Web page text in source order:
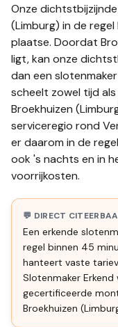
Onze
(Limburg) in de
plaatse. Doordat
ligt, kan onze
dan een
scheelt zowel tijd
Broekhuizen
serviceregio rond
er daarom in de
ook 's nachts en in
voorrijkosten.
💬 DIRECT
Een erkende
regel binnen 45
hanteert vaste
Slotenmaker
gecertificeerde
Broekhuizen